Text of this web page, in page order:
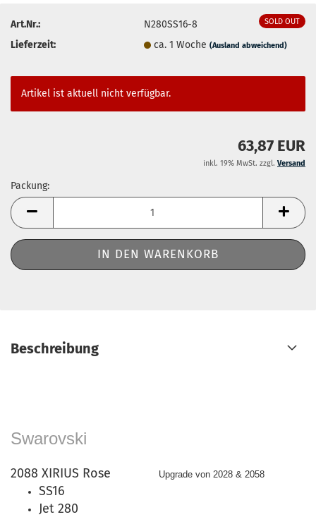
SOLD OUT
Art.Nr.:
N280SS16-8
Lieferzeit:
ca. 1 Woche(Ausland abweichend)
Artikel ist aktuell nicht verfügbar.
63,87 EUR
inkl. 19% MwSt. zzgl. Versand
Packung:
Packung
Beschreibung
Swarovski
2088 XIRIUS Rose Upgrade von 2028 & 2058
SS16
Jet 280